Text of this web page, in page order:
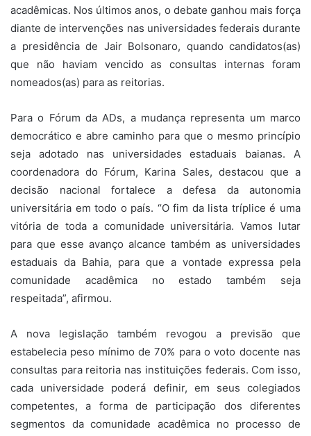
acadêmicas. Nos últimos anos, o debate ganhou mais força
diante de intervenções nas universidades federais durante
a presidência de Jair Bolsonaro, quando candidatos(as)
que não haviam vencido as consultas internas foram
nomeados(as) para as reitorias.
Para o Fórum da ADs, a mudança representa um marco
democrático e abre caminho para que o mesmo princípio
seja adotado nas universidades estaduais baianas. A
coordenadora do Fórum, Karina Sales, destacou que a
decisão nacional fortalece a defesa da autonomia
universitária em todo o país. “O fim da lista tríplice é uma
vitória de toda a comunidade universitária. Vamos lutar
para que esse avanço alcance também as universidades
estaduais da Bahia, para que a vontade expressa pela
comunidade acadêmica no estado também seja
respeitada”, afirmou.
A nova legislação também revogou a previsão que
estabelecia peso mínimo de 70% para o voto docente nas
consultas para reitoria nas instituições federais. Com isso,
cada universidade poderá definir, em seus colegiados
competentes, a forma de participação dos diferentes
segmentos da comunidade acadêmica no processo de